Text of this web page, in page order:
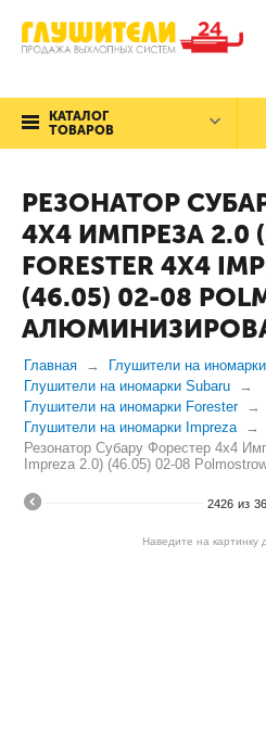
КАТАЛОГ
ТОВАРОВ
РЕЗОНАТОР
4X4 ИМПРЕЗА 2.0
FORESTER 4X4
(46.05) 02-08
Главная
Глушители на иномарки
Глушители на иномарки Subaru
Глушители на иномарки Forester
Глушители на иномарки Impreza
Резонатор Субару Форестер 4x4
Impreza 2.0) (46.05) 02-08
2426 из
Наведите на картинку